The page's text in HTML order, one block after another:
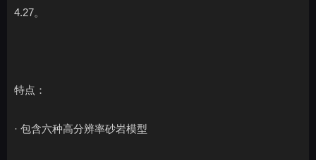
4.27。
特点：
· 包含六种高分辨率砂岩模型